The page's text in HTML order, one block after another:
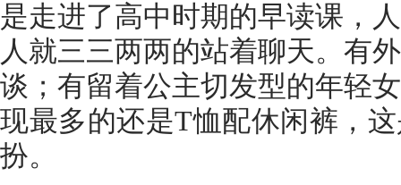
是走进了高中时期的早读课，
人就三三两两的站着聊天。有
谈；有留着公主切发型的年轻
现最多的还是T恤配休闲裤，
扮。